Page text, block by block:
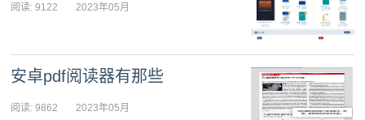
阅读: 9122
2023年05月
安卓pdf阅读器有那些
阅读: 9862
2023年05月